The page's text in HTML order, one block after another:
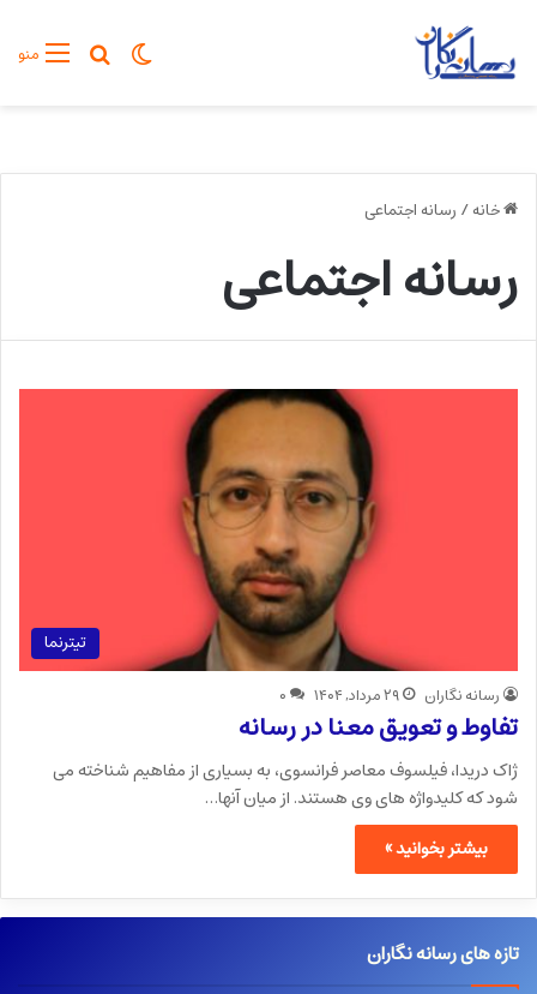
منوجستجو
تغییر پوسته
خانه/ رسانه اجتماعی
رسانه اجتماعی
تیترنما
رسانه نگاران ۲۹ مرداد, ۱۴۰۴ ۰
تفاوط و تعویق معنا در رسانه
ژاک دریدا، فیلسوف معاصر فرانسوی، به بسیاری از مفاهیم شناخته می
شود که کلیدواژه های وی هستند. از میان آنها…
بیشتر بخوانید »
تازه های رسانه نگاران